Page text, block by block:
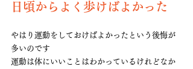
日頃からよく歩けばよかった
やはり運動をしておけばよかったという後悔が
多いのです
運動は体にいいことはわかっているけれどなか